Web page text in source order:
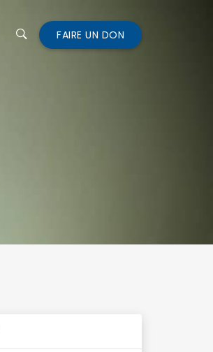
FAIRE UN DON